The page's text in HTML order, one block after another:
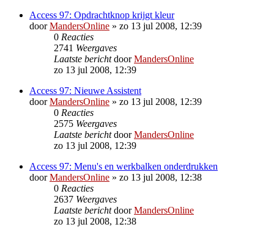
Access 97: Opdrachtknop krijgt kleur
doorMandersOnline » zo 13 jul 2008, 12:39
0 Reacties
2741 Weergaves
Laatste berichtdoorMandersOnline
zo 13 jul 2008, 12:39
Access 97: Nieuwe Assistent
doorMandersOnline » zo 13 jul 2008, 12:39
0 Reacties
2575 Weergaves
Laatste berichtdoorMandersOnline
zo 13 jul 2008, 12:39
Access 97: Menu's en werkbalken onderdrukken
doorMandersOnline » zo 13 jul 2008, 12:38
0 Reacties
2637 Weergaves
Laatste berichtdoorMandersOnline
zo 13 jul 2008, 12:38